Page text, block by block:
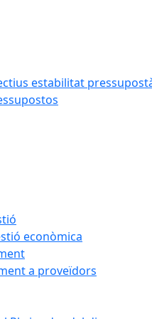
estabilitat
econòmica
a proveïdors